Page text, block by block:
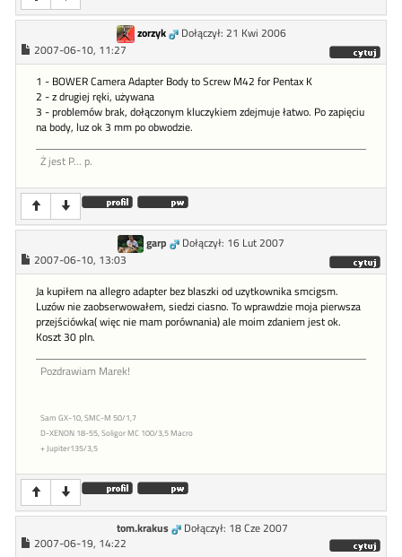
zorzyk
Dołączył: 21 Kwi 2006
2007-06-10, 11:27
1 - BOWER Camera Adapter Body to Screw M42 for Pentax K
2 - z drugiej ręki, używana
3 - problemów brak, dołączonym kluczykiem zdejmuje łatwo. Po zapięciu
na body, luz ok 3 mm po obwodzie.
Ż jest P... p.
garp
Dołączył: 16 Lut 2007
2007-06-10, 13:03
Ja kupiłem na allegro adapter bez blaszki od uzytkownika smcigsm.
Luzów nie zaobserwowałem, siedzi ciasno. To wprawdzie moja pierwsza
przejściówka( więc nie mam porównania) ale moim zdaniem jest ok.
Koszt 30 pln.
Pozdrawiam Marek!
Sam GX-10, SMC-M 50/1,7
D-XENON 18-55, Soligor MC 100/3,5 Macro
+ Jupiter135/3,5
tom.krakus
Dołączył: 18 Cze 2007
2007-06-19, 14:22